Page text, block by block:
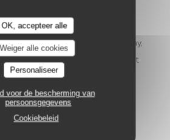
OK, accepteer alle
Weiger alle cookies
Personaliseer
voor de bescherming van
persoonsgegevens
Cookiebeleid
/ Mastercard, Amex, Apple Pay,
Sans Contact, Contant
American Express,